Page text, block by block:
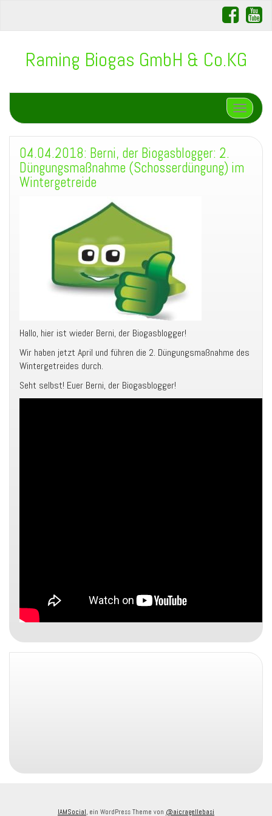
Raming Biogas GmbH & Co.KG
Schalte
04.04.2018: Berni, der Biogasblogger: 2.
Düngungsmaßnahme (Schosserdüngung) im
Wintergetreide
Hallo, hier ist wieder Berni, der Biogasblogger!
Wir haben jetzt April und führen die 2. Düngungsmaßnahme des
Wintergetreides durch.
Seht selbst! Euer Berni, der Biogasblogger!
IAMSocial, ein WordPress Theme von @aicragellebasi